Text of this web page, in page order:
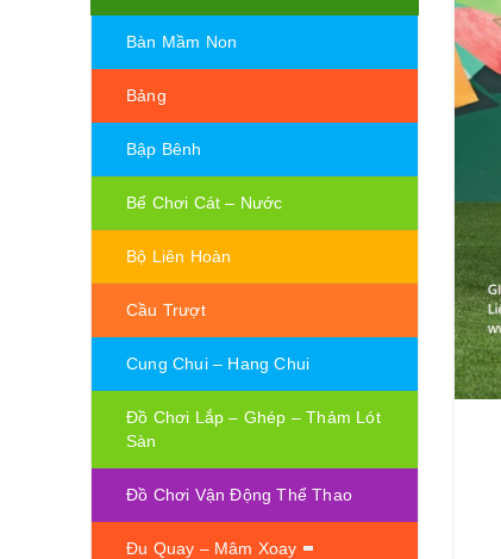
Bàn Mầm Non
Bảng
Bập Bênh
Bể Chơi Cát – Nước
Bộ Liên Hoàn
Cầu Trượt
Cung Chui – Hang Chui
Đồ Chơi Lắp – Ghép – Thảm Lót
Sàn
Đồ Chơi Vận Động Thể Thao
Đu Quay – Mâm Xoay